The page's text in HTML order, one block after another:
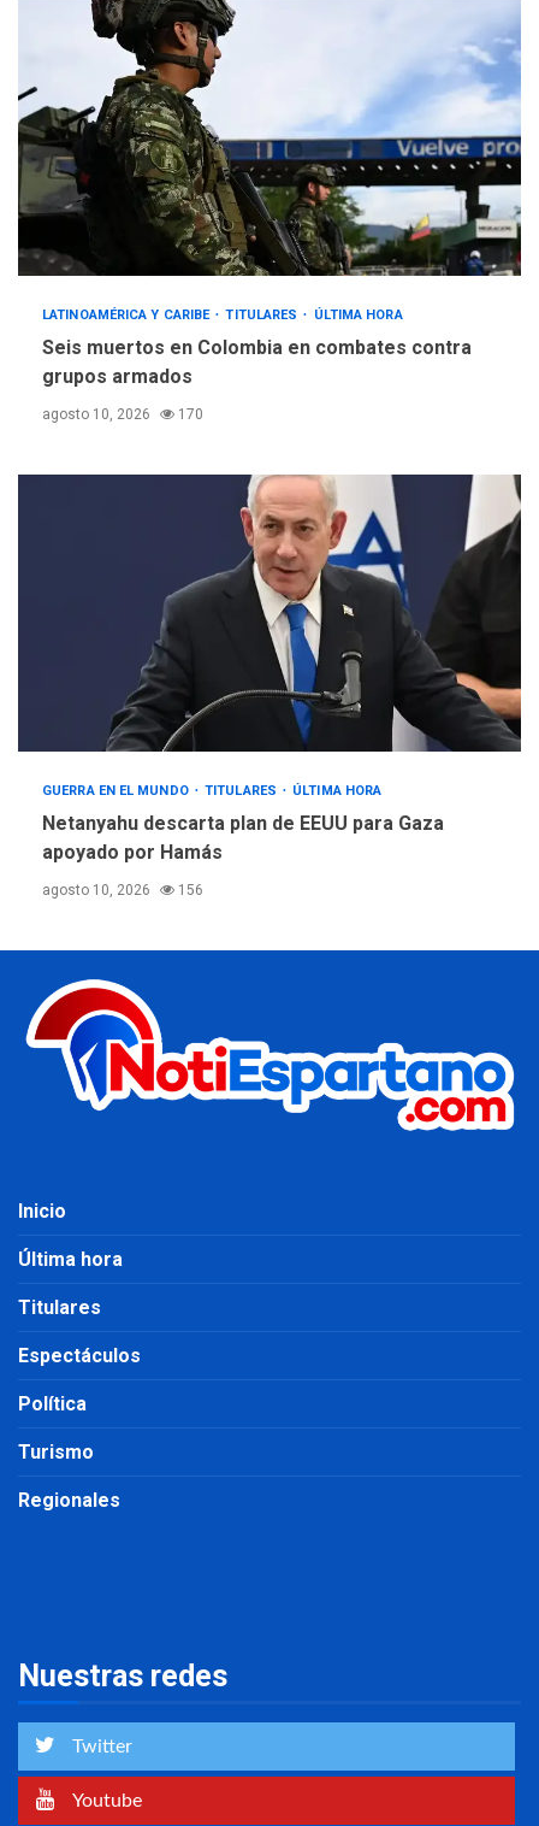
LATINOAMÉRICA Y CARIBE TITULARES ÚLTIMA HORA
Seis muertos en Colombia en combates contra
grupos armados
agosto 10, 2026 170
GUERRA EN EL MUNDO TITULARES ÚLTIMA HORA
Netanyahu descarta plan de EEUU para Gaza
apoyado por Hamás
agosto 10, 2026 156
Inicio
Última hora
Titulares
Espectáculos
Política
Turismo
Regionales
Nuestras redes
Twitter
Youtube